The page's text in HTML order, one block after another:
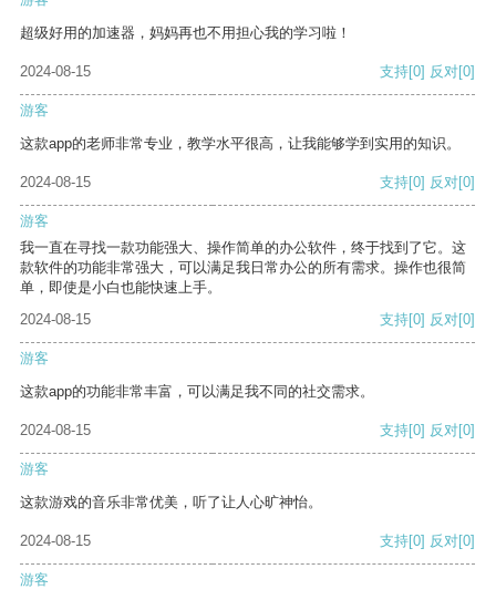
超级好用的加速器，妈妈再也不用担心我的学习啦！
2024-08-15 支持[0] 反对[0]
游客
这款app的老师非常专业，教学水平很高，让我能够学到实用的知识。
2024-08-15 支持[0] 反对[0]
游客
我一直在寻找一款功能强大、操作简单的办公软件，终于找到了它。这
款软件的功能非常强大，可以满足我日常办公的所有需求。操作也很简
单，即使是小白也能快速上手。
2024-08-15
支持[0] 反对[0]
游客
这款app的功能非常丰富，可以满足我不同的社交需求。
2024-08-15 支持[0] 反对[0]
游客
这款游戏的音乐非常优美，听了让人心旷神怡。
2024-08-15 支持[0] 反对[0]
游客